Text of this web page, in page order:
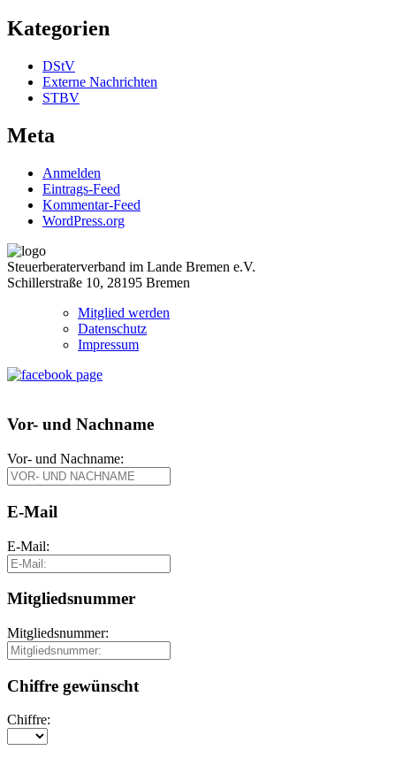
Kategorien
DStV
Externe Nachrichten
STBV
Meta
Anmelden
Eintrags-Feed
Kommentar-Feed
WordPress.org
Steuerberaterverband im Lande Bremen e.V.
Schillerstraße 10, 28195 Bremen
Mitglied werden
Datenschutz
Impressum
Vor- und Nachname
Vor- und Nachname:
E-Mail
E-Mail:
Mitgliedsnummer
Mitgliedsnummer:
Chiffre gewünscht
Chiffre: